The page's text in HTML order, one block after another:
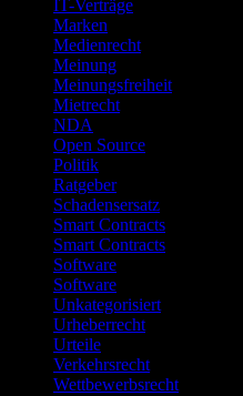
IT-Verträge
Marken
Medienrecht
Meinung
Meinungsfreiheit
Mietrecht
NDA
Open Source
Politik
Ratgeber
Schadensersatz
Smart Contracts
Smart Contracts
Software
Software
Unkategorisiert
Urheberrecht
Urteile
Verkehrsrecht
Wettbewerbsrecht